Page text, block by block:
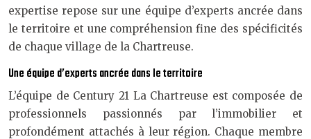
expertise repose sur une équipe d’experts ancrée dans
le territoire et une compréhension fine des spécificités
de chaque village de la Chartreuse.
Une équipe d’experts ancrée dans le territoire
L’équipe de Century 21 La Chartreuse est composée de
professionnels passionnés par l’immobilier et
profondément attachés à leur région. Chaque membre